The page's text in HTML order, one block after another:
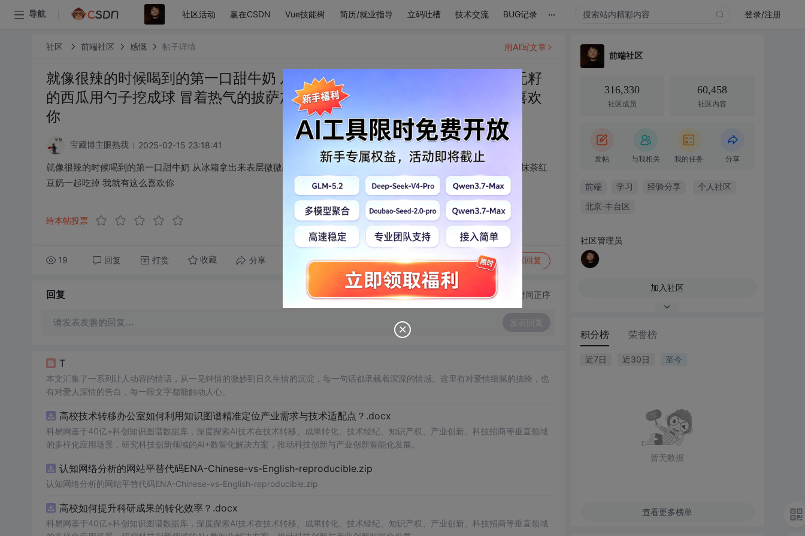
导航 社区活动 赢在CSDN Vue技能树 简历/就业指导 立码吐槽 技术交流 BUG记录 ... 登录/注册
社区 前端社区 感慨 帖子详情
就像很辣的时候喝到的第一口甜牛奶 从冰箱拿出来表层微微融化的巧克力 无籽
的西瓜用勺子挖成球 冒着热气的披萨加上抹茶红豆奶一起吃掉 我就有这么喜欢
你​
宝藏博主眼熟我 2025-02-15 23:18:41
就像很辣的时候喝到的第一口甜牛奶 从冰箱拿出来表层微微融化的巧克力 无籽的西瓜用勺子挖成球 冒着热气的披萨加上抹茶红
豆奶一起吃掉 我就有这么喜欢你​
给本帖投票
19 回复 打赏 收藏 分享 转发到动态 举报 写回复
用AI写文章
回复 切换为时间正序
请发表友善的回复… 发表回复
T
本文汇集了一系列让人动容的情话，从一见钟情的微妙到日久生情的沉淀，每一句话都承载着深深的情感。这里有对爱情细腻的描绘，也
有对爱人深情的告白，每一段文字都能触动人心。
高校技术转移办公室如何利用知识图谱精准定位产业需求与技术适配点？.docx
科易网基于40亿+科创知识图谱数据库，深度探索AI技术在技术转移、成果转化、技术经纪、知识产权、产业创新、科技招商等垂直领域
的多样化应用场景，研究科技创新领域的AI+数智化解决方案，推动科技创新与产业创新智能化发展。
认知网络分析的网站平替代码ENA-Chinese-vs-English-reproducible.zip
认知网络分析的网站平替代码ENA-Chinese-vs-English-reproducible.zip
高校如何提升科研成果的转化效率？.docx
科易网基于40亿+科创知识图谱数据库，深度探索AI技术在技术转移、成果转化、技术经纪、知识产权、产业创新、科技招商等垂直领域
前端社区
316,330
社区成员
60,458
社区内容
发帖 与我相关 我的任务 分享
前端 学习 经验分享 个人社区
北京·丰台区
社区管理员
加入社区
积分榜 荣誉榜
近7日 近30日 至今
暂无数据
查看更多榜单